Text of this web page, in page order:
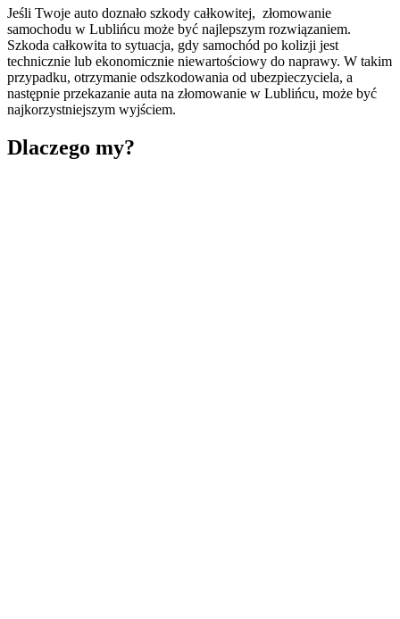
Jeśli Twoje auto doznało szkody całkowitej, złomowanie
samochodu w Lublińcu może być najlepszym rozwiązaniem.
Szkoda całkowita to sytuacja, gdy samochód po kolizji jest
technicznie lub ekonomicznie niewartościowy do naprawy. W takim
przypadku, otrzymanie odszkodowania od ubezpieczyciela, a
następnie przekazanie auta na złomowanie w Lublińcu, może być
najkorzystniejszym wyjściem.
Dlaczego my?